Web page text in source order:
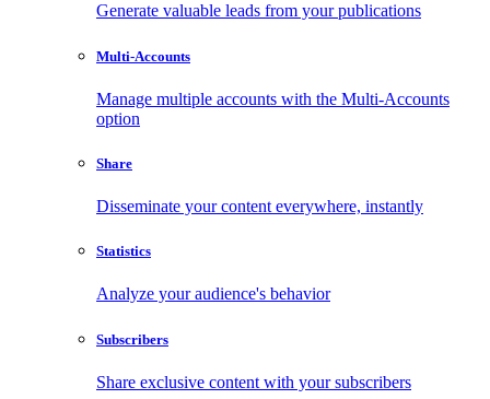
Generate valuable leads from your publications
Multi-Accounts
Manage multiple accounts with the Multi-Accounts
option
Share
Disseminate your content everywhere, instantly
Statistics
Analyze your audience's behavior
Subscribers
Share exclusive content with your subscribers